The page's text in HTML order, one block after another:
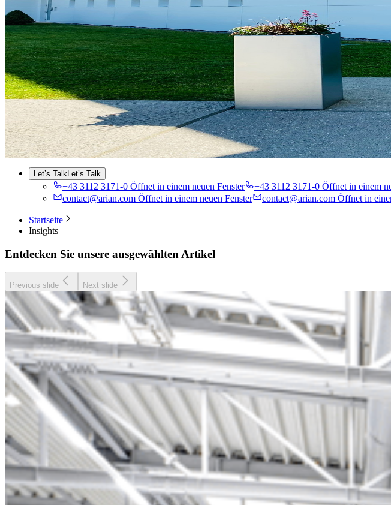
Einzelhandel
Entertainment & Events
Industrie
Über uns
Über uns
Nachhaltigkeit
Insights
Karriere
Kontakt
DE
EN EN
FRFR
Let’s TalkLet’s Talk
+43 3112 3171-0 Öffnet in einem neuen Fenster +43 3112 3171-0 Öffnet in einem
contact@arian.com Öffnet in einem neuen Fenster contact@arian.com Öffnet in
Startseite
Insights
Entdecken Sie unsere ausgewählten Artikel
Previous slide Next slide